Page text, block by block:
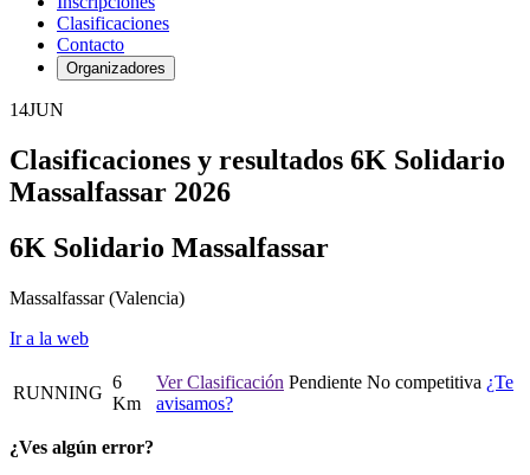
Clasificaciones
Contacto
Organizadores
14JUN
Clasificaciones y resultados 6K Solidario
Massalfassar 2026
6K Solidario Massalfassar
Massalfassar(Valencia)
Ir a la web
RUNNING
6
Km
Ver Clasificación Pendiente No competitiva ¿Te
avisamos?
¿Ves algún error?